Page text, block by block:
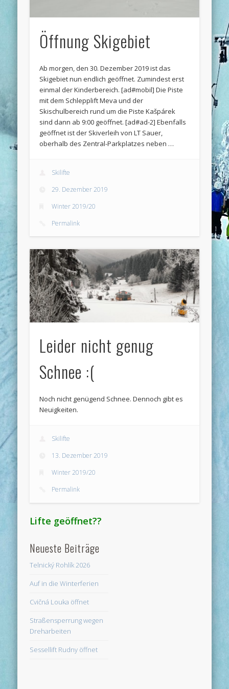
Öffnung Skigebiet
Ab morgen, den 30. Dezember 2019 ist das
Skigebiet nun endlich geöffnet. Zumindest erst
einmal der Kinderbereich. [ad#mobil] Die Piste
mit dem Schlepplift Meva und der
Skischulbereich rund um die Piste Kašpárek
sind dann ab 9:00 geöffnet. [ad#ad-2] Ebenfalls
geöffnet ist der Skiverleih von LT Sauer,
oberhalb des Zentral-Parkplatzes neben …
Skilifte
29. Dezember 2019
Winter 2019/20
Permalink
Leider nicht genug
Schnee :(
Noch nicht genügend Schnee. Dennoch gibt es
Neuigkeiten.
Skilifte
13. Dezember 2019
Winter 2019/20
Permalink
Lifte geöffnet??
Neueste Beiträge
Telnický Rohlík 2026
Auf in die Winterferien
Cvičná Louka öffnet
Straßensperrung wegen
Dreharbeiten
Sessellift Rudny öffnet